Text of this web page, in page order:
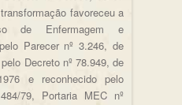
favoreceu a
de Enfermagem e
Parecer nº 3.246, de
Decreto nº 78.949, de
e reconhecido pelo
79, Portaria MEC nº